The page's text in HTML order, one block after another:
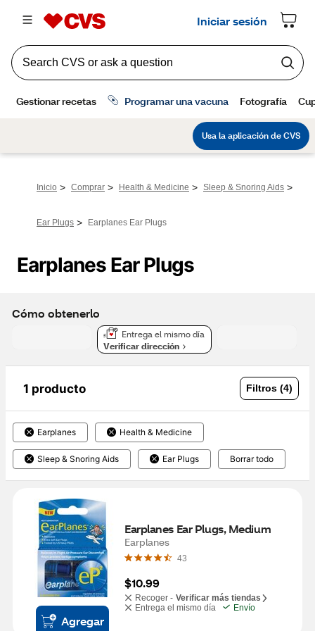
Inicio > Comprar > Health & Medicine > Sleep & Snoring Aids >
Ear Plugs > Earplanes Ear Plugs
Earplanes Ear Plugs
Cómo obtenerlo
Entrega el mismo día
Verificar dirección
1 producto Filtros (4)
Earplanes Health & Medicine
Sleep & Snoring Aids Ear Plugs Borrar todo
Agregar
Earplanes Ear Plugs, Medium
Earplanes
43
$10.99
Recoger - Verificar más tiendas
Entrega el mismo día
Envío